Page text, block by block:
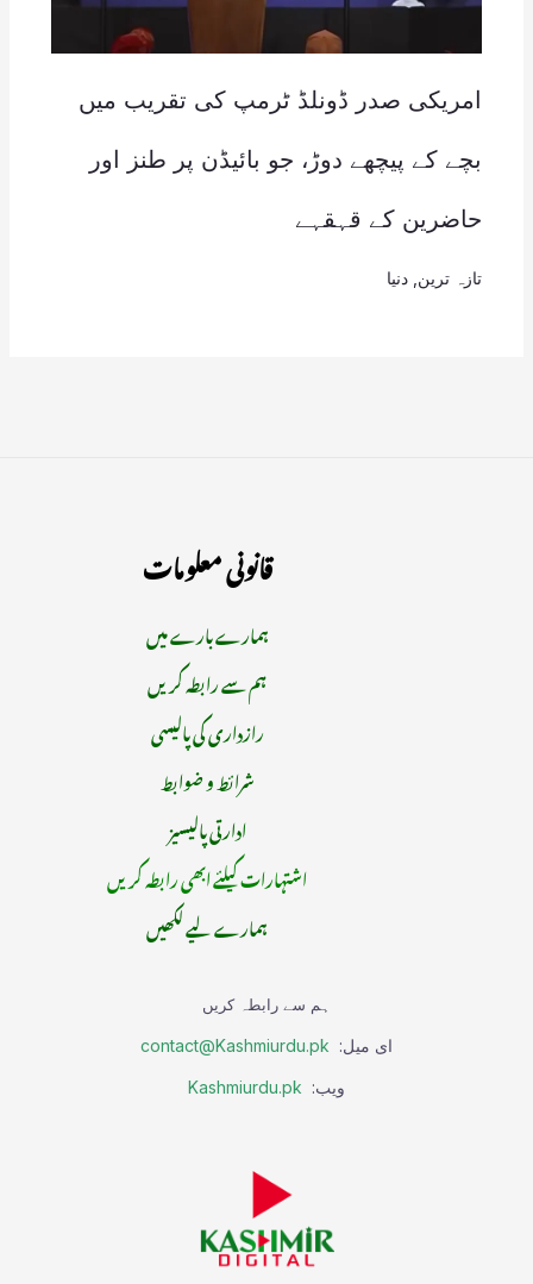
امریکی صدر ڈونلڈ ٹرمپ کی تقریب میں
بچے کے پیچھے دوڑ، جو بائیڈن پر طنز اور
حاضرین کے قہقہے
تازہ ترین دنیا
قانونی معلومات
ہمارے بارے میں
ہم سے رابطہ کریں
رازداری کی پالیسی
شرائط و ضوابط
ادارتی پالیسیز
اشتہارات کیلئے ابھی رابطہ کریں
ہمارے لیے لکھیں
ہم سے رابطہ کریں
ای میل: contact@Kashmiurdu.pk
ویب: Kashmiurdu.pk